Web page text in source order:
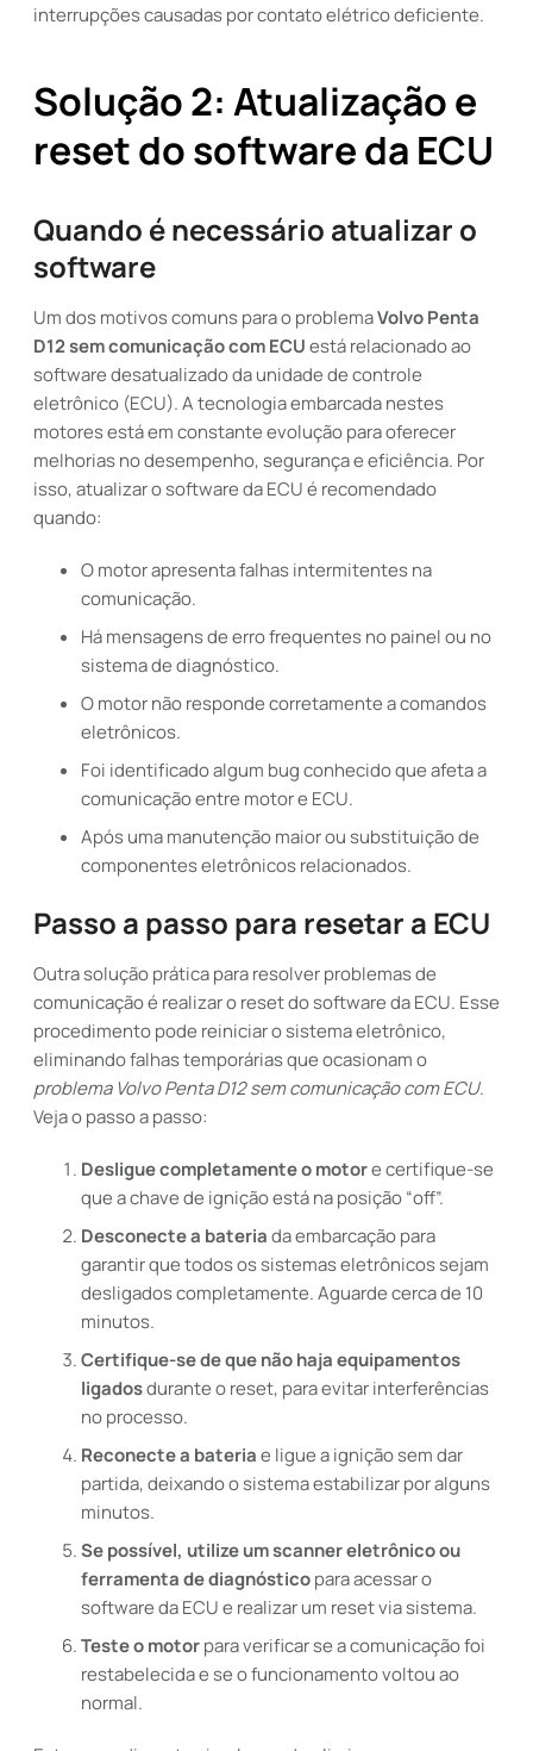
interrupções causadas por contato elétrico deficiente.
Solução 2: Atualização e
reset do software da ECU
Quando é necessário atualizar o
software
Um dos motivos comuns para o problemaVolvo Penta
D12 sem comunicação com ECUestá relacionado ao
software desatualizado da unidade de controle
eletrônico (ECU). A tecnologia embarcada nestes
motores está em constante evolução para oferecer
melhorias no desempenho, segurança e eficiência. Por
isso, atualizar o software da ECU é recomendado
quando:
O motor apresenta falhas intermitentes na
comunicação.
Há mensagens de erro frequentes no painel ou no
sistema de diagnóstico.
O motor não responde corretamente a comandos
eletrônicos.
Foi identificado algum bug conhecido que afeta a
comunicação entre motor e ECU.
Após uma manutenção maior ou substituição de
componentes eletrônicos relacionados.
Passo a passo para resetar a ECU
Outra solução prática para resolver problemas de
comunicação é realizar o reset do software da ECU. Esse
procedimento pode reiniciar o sistema eletrônico,
eliminando falhas temporárias que ocasionam o
problema Volvo Penta D12 sem comunicação com ECU.
Veja o passo a passo:
Desligue completamente o motore certifique-se
que a chave de ignição está na posição “off”.
Desconecte a bateriada embarcação para
garantir que todos os sistemas eletrônicos sejam
desligados completamente. Aguarde cerca de 10
minutos.
Certifique-se de que não haja equipamentos
ligadosdurante o reset, para evitar interferências
no processo.
Reconecte a bateriae ligue a ignição sem dar
partida, deixando o sistema estabilizar por alguns
minutos.
Se possível, utilize um scanner eletrônico ou
ferramenta de diagnósticopara acessar o
software da ECU e realizar um reset via sistema.
Teste o motorpara verificar se a comunicação foi
restabelecida e se o funcionamento voltou ao
normal.